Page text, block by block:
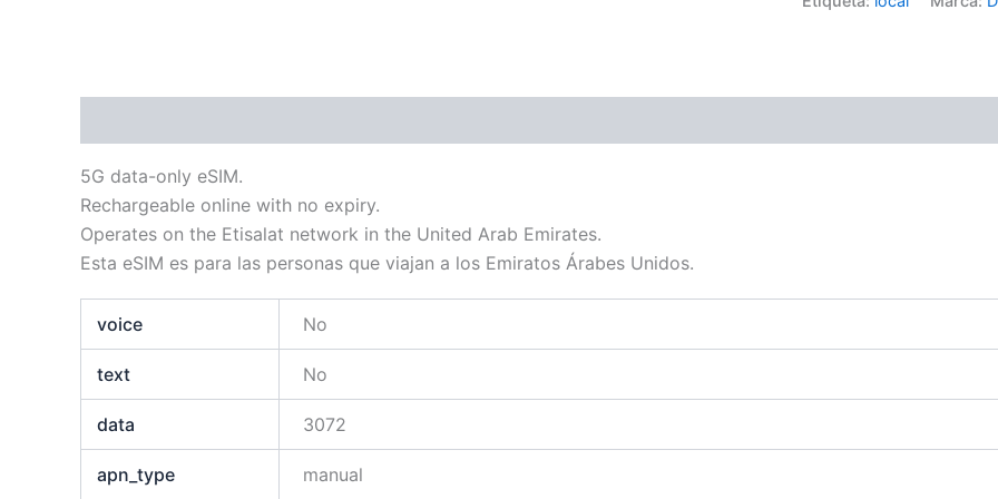
5G data-only eSIM.
Rechargeable online with no expiry.
Operates on the Etisalat network in the United Arab Emirates.
Esta eSIM es para las personas que viajan a los Emiratos Árabes Unidos.
voice No
text No
data 3072
apn_type manual